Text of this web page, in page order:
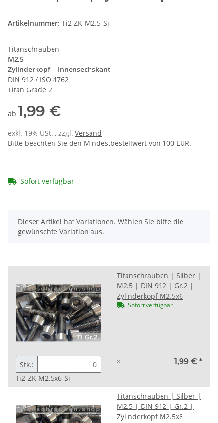
Artikelnummer: Ti2-ZK-M2.5-Si
Titanschrauben
M2.5
Zylinderkopf | Innensechskant
DIN 912 / ISO 4762
Titan Grade 2
ab 1,99 €
exkl. 19% USt. , zzgl. Versand
Bitte beachten Sie den Mindestbestellwert von 100 EUR.
Sofort verfügbar
x
Dieser Artikel hat Variationen. Wählen Sie bitte die
gewünschte Variation aus.
Titanschrauben | Silber |
M2.5 | DIN 912 | Gr.2 |
Zylinderkopf M2.5x6
Sofort verfügbar
Stk.:
Ti2-ZK-M2.5x6-Si
× 1,99 € *
Titanschrauben | Silber |
M2.5 | DIN 912 | Gr.2 |
Zylinderkopf M2.5x8